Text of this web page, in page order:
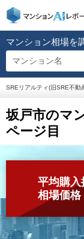
マンション相場を
マンション名
SREリアルティ(旧SRE不動
坂戸市のマ
ページ目
平均購入
相場価格